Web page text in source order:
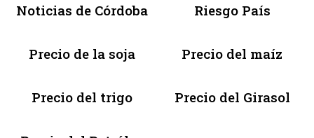
Noticias de Córdoba Riesgo País
Precio de la soja Precio del maíz
Precio del trigo Precio del Girasol